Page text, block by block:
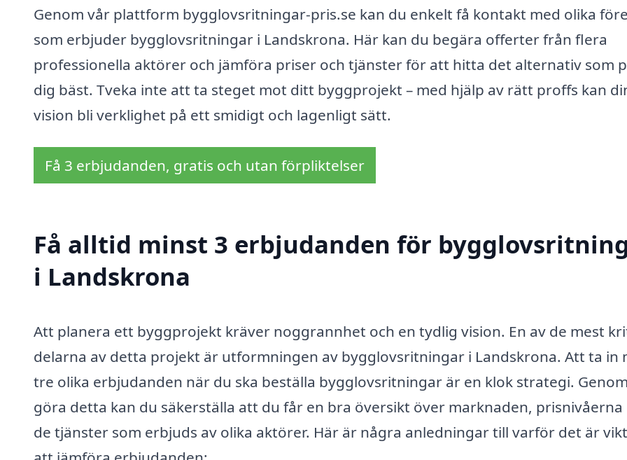
Genom vår plattform bygglovsritningar-pris.se kan du enkelt få kontakt med olika
som erbjuder bygglovsritningar i Landskrona. Här kan du begära offerter från flera
professionella aktörer och jämföra priser och tjänster för att hitta det alternativ som
dig bäst. Tveka inte att ta steget mot ditt byggprojekt – med hjälp av rätt proffs kan
vision bli verklighet på ett smidigt och lagenligt sätt.
Få 3 erbjudanden, gratis och utan förpliktelser
Få alltid minst 3 erbjudanden för
i Landskrona
Att planera ett byggprojekt kräver noggrannhet och en tydlig vision. En av de mest
delarna av detta projekt är utformningen av bygglovsritningar i Landskrona. Att ta in
tre olika erbjudanden när du ska beställa bygglovsritningar är en klok strategi.
göra detta kan du säkerställa att du får en bra översikt över marknaden, prisnivåerna
de tjänster som erbjuds av olika aktörer. Här är några anledningar till varför det är